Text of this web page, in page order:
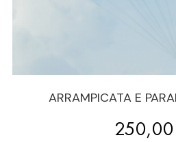
ARRAMPICATA E
Prezzo